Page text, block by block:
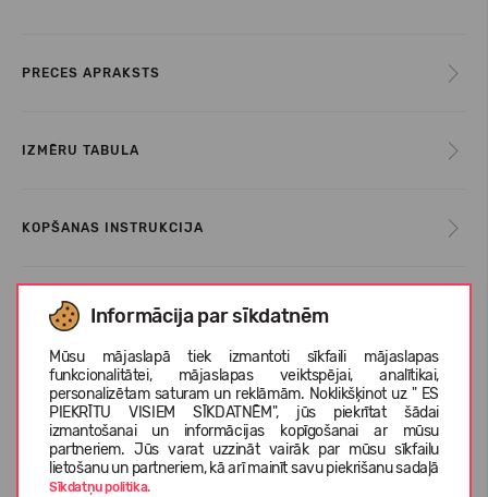
Informācija par sīkdatnēm
Mūsu mājaslapā tiek izmantoti sīkfaili mājaslapas
funkcionalitātei, mājaslapas veiktspējai, analītikai,
personalizētam saturam un reklāmām. Noklikšķinot uz " ES
PIEKRĪTU VISIEM SĪKDATNĒM", jūs piekrītat šādai
izmantošanai un informācijas kopīgošanai ar mūsu
partneriem. Jūs varat uzzināt vairāk par mūsu sīkfailu
lietošanu un partneriem, kā arī mainīt savu piekrišanu sadaļā
Sīkdatņu politika.
PRECES APRAKSTS
IZMĒRU TABULA
KOPŠANAS INSTRUKCIJA
PAR COLUMBIA
KLIENTU ATSAUKSMES (0)
Līdzīgas preces